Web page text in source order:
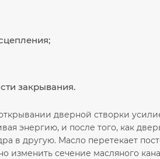
закрывания.
дверной створки
энергию, и после того, как
в другую. Масло перетекает
изменить сечение масляного